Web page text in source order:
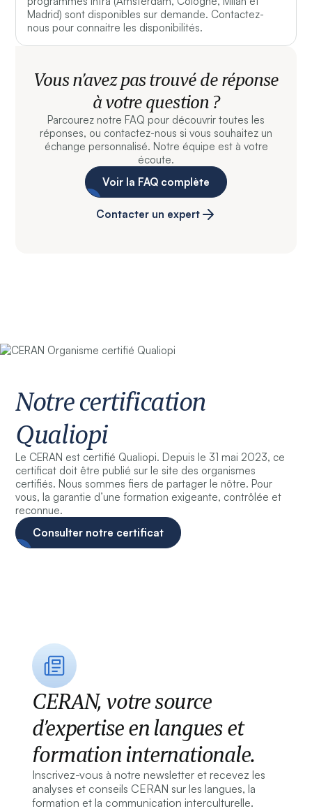
Madrid) sont disponibles sur demande. Contactez-
nous pour connaitre les disponibilités.
Vous n’avez pas trouvé de réponse
à votre question ?
Parcourez notre FAQ pour découvrir toutes les
réponses, ou contactez-nous si vous souhaitez un
échange personnalisé. Notre équipe est à votre
écoute.
Voir la FAQ complète
Contacter un expert
Notre certification
Qualiopi
Le CERAN est certifié Qualiopi. Depuis le 31 mai 2023, ce
certificat doit être publié sur le site des organismes
certifiés. Nous sommes fiers de partager le nôtre. Pour
vous, la garantie d’une formation exigeante, contrôlée et
reconnue.
Consulter notre certificat
CERAN, votre source
d’expertise en langues et
formation internationale.
Inscrivez-vous à notre newsletter et recevez les
analyses et conseils CERAN sur les langues, la
formation et la communication interculturelle.